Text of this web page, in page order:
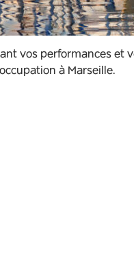
vos performances et
à Marseille.